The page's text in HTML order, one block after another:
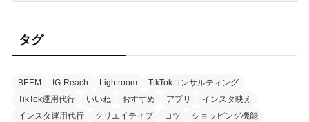
ブ
タグ
BEEM IG-Reach Lightroom
TikTokコンサルティング
TikTok運用代行
いいね おすすめ アプリ
インスタ映え
インスタ運用代行
クリエイティブ コツ
ショッピング機能